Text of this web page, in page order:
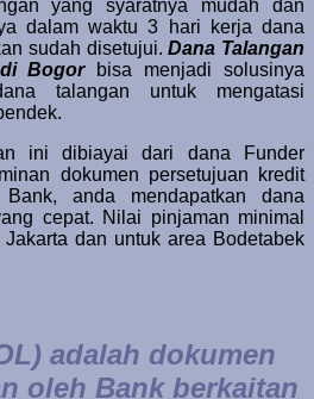
yang syaratnya mudah dan
dalam waktu 3 hari kerja dana
sudah disetujui.Dana Talangan
Bogorbisa menjadi solusinya
talangan untuk mengatasi
ini dibiayai dari dana Funder
dokumen persetujuan kredit
anda mendapatkan dana
cepat. Nilai pinjaman minimal
dan untuk area Bodetabek
adalah dokumen
oleh Bank berkaitan